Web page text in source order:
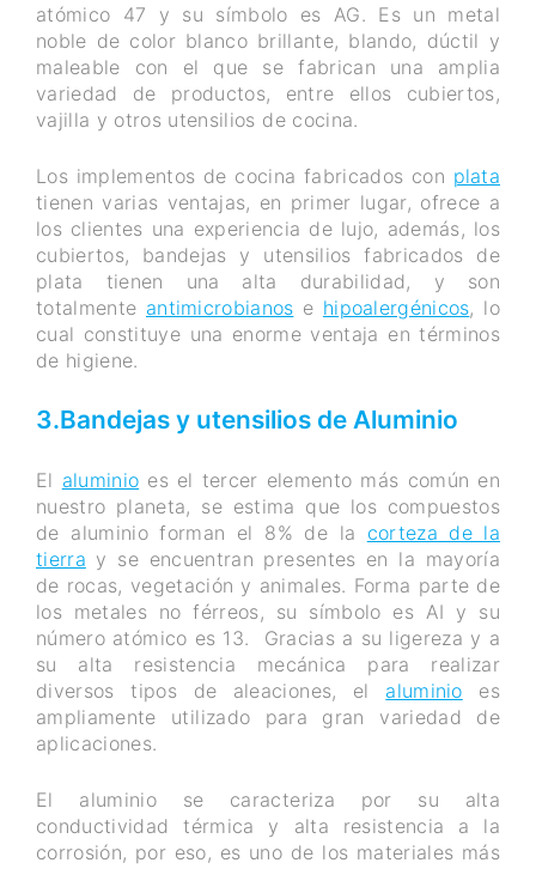
atómico 47 y su símbolo es AG. Es un metal
noble de color blanco brillante, blando, dúctil y
maleable con el que se fabrican una amplia
variedad de productos, entre ellos cubiertos,
vajilla y otros utensilios de cocina.
Los implementos de cocina fabricados con plata
tienen varias ventajas, en primer lugar, ofrece a
los clientes una experiencia de lujo, además, los
cubiertos, bandejas y utensilios fabricados de
plata tienen una alta durabilidad, y son
totalmente antimicrobianos e hipoalergénicos, lo
cual constituye una enorme ventaja en términos
de higiene.
3.Bandejas y utensilios de Aluminio
El aluminio es el tercer elemento más común en
nuestro planeta, se estima que los compuestos
de aluminio forman el 8% de la corteza de la
tierra y se encuentran presentes en la mayoría
de rocas, vegetación y animales. Forma parte de
los metales no férreos, su símbolo es AI y su
número atómico es 13. Gracias a su ligereza y a
su alta resistencia mecánica para realizar
diversos tipos de aleaciones, el aluminio es
ampliamente utilizado para gran variedad de
aplicaciones.
El aluminio se caracteriza por su alta
conductividad térmica y alta resistencia a la
corrosión, por eso, es uno de los materiales más